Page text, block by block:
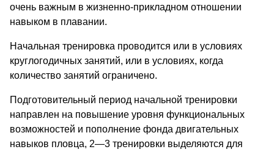
очень важным в жизненно-прикладном отношении
навыком в плавании.
Начальная тренировка проводится или в условиях
круглогодичных занятий, или в условиях, когда
количество занятий ограничено.
Подготовительный период начальной тренировки
направлен на повышение уровня функциональных
возможностей и пополнение фонда двигательных
навыков пловца, 2—3 тренировки выделяются для